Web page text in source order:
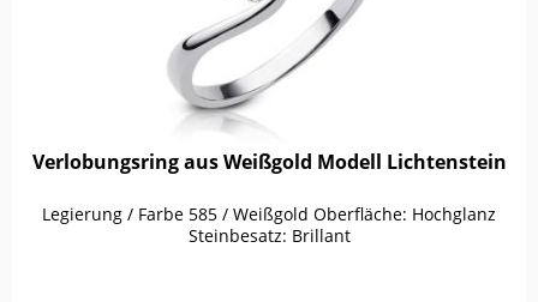
Verlobungsring aus Weißgold Modell Lichtenstein
Legierung / Farbe 585 / Weißgold Oberfläche: Hochglanz
Steinbesatz: Brillant